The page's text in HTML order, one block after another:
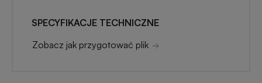
SPECYFIKACJE TECHNICZNE
Zobacz jak przygotować plik